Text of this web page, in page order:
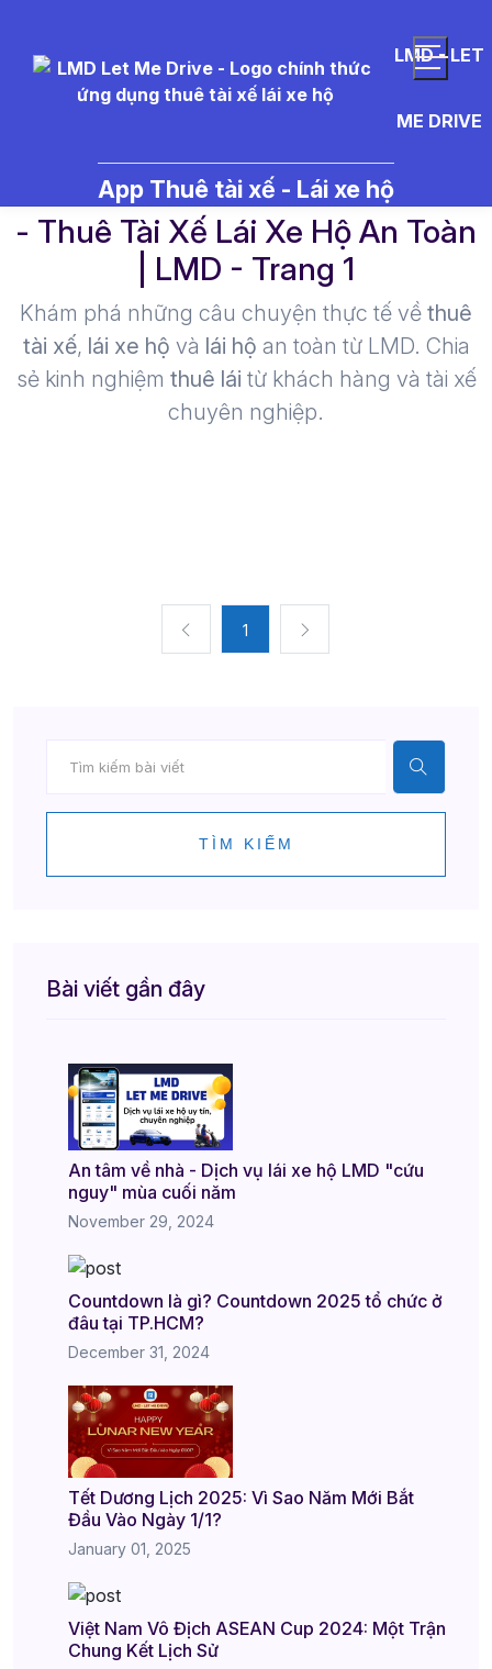
LMD - LET
ME DRIVE
App Thuê tài xế - Lái xe hộ
- Thuê Tài Xế Lái Xe Hộ An Toàn
| LMD - Trang 1​
Khám phá những câu chuyện thực tế về thuê
tài xế, lái xe hộ và lái hộ an toàn từ LMD. Chia
sẻ kinh nghiệm thuê lái từ khách hàng và tài xế
chuyên nghiệp.
1
TÌM KIẾM
Bài viết gần đây
An tâm về nhà - Dịch vụ lái xe hộ LMD "cứu
nguy" mùa cuối năm
November 29, 2024
Countdown là gì? Countdown 2025 tổ chức ở
đâu tại TP.HCM?
December 31, 2024
Tết Dương Lịch 2025: Vì Sao Năm Mới Bắt
Đầu Vào Ngày 1/1?
January 01, 2025
Việt Nam Vô Địch ASEAN Cup 2024: Một Trận
Chung Kết Lịch Sử